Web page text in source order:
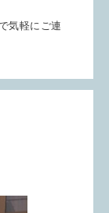
気軽にご連